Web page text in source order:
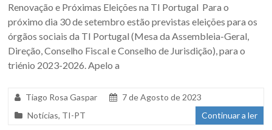
Renovação e Próximas Eleições na TI Portugal Para o
próximo dia 30 de setembro estão previstas eleições para os
órgãos sociais da TI Portugal (Mesa da Assembleia-Geral,
Direção, Conselho Fiscal e Conselho de Jurisdição), para o
triénio 2023-2026. Apelo a
Tiago Rosa Gaspar
7 de Agosto de 2023
Notícias, TI-PT Continuar a ler